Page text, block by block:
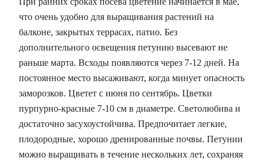
что очень удобно для выращивания растений на
балконе, закрытых террасах, патио. Без
дополнительного освещения петунию высевают не
раньше марта. Всходы появляются через 7-12 дней. На
постоянное место высаживают, когда минует опасность
заморозков. Цветет с июня по сентябрь. Цветки
пурпурно-красные 7-10 см в диаметре. Светолюбива и
достаточно засухоустойчива. Предпочитает легкие,
плодородные, хорошо дренированные почвы. Петунии
можно выращивать в течение нескольких лет, сохраняя